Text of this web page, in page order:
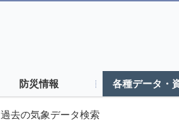
防災情報 各種データ・
過去の気象データ検索